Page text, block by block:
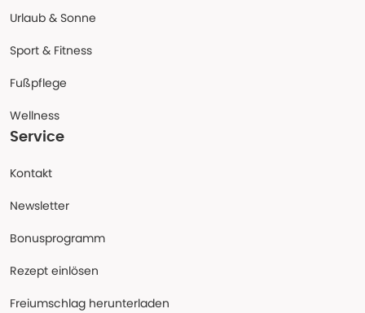
Urlaub & Sonne
Sport & Fitness
Fußpflege
Wellness
Service
Kontakt
Newsletter
Bonusprogramm
Rezept einlösen
Freiumschlag herunterladen